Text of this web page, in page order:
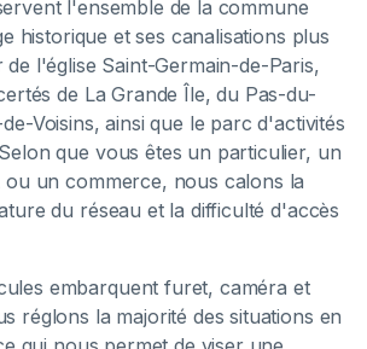
l'ensemble de la commune
historique et ses canalisations plus
l'église Saint-Germain-de-Paris,
de La Grande Île, du Pas-du-
Voisins, ainsi que le parc d'activités
que vous êtes un particulier, un
ou un commerce, nous calons la
du réseau et la difficulté d'accès
embarquent furet, caméra et
réglons la majorité des situations en